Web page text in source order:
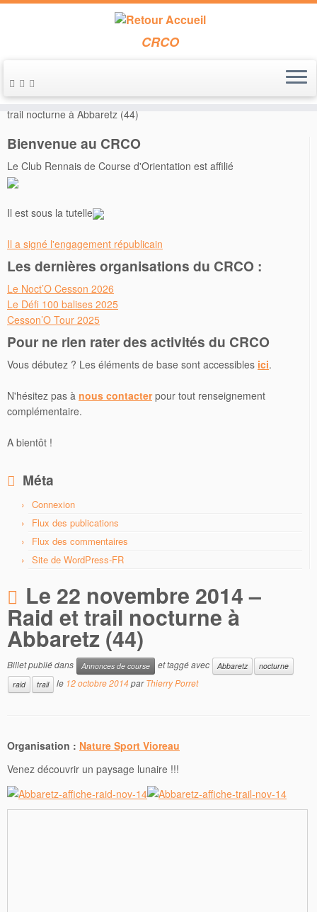
Passer
au
contenu
CRCO
Accueil » Annonces de course » Le 22 novembre 2014 – Raid et
trail nocturne à Abbaretz (44)
Bienvenue au CRCO
Le Club Rennais de Course d'Orientation est affilié
Il est sous la tutelle
Il a signé l'engagement républicain
Les dernières organisations du CRCO :
Le Noct’O Cesson 2026
Le Défi 100 balises 2025
Cesson’O Tour 2025
Pour ne rien rater des activités du CRCO
Vous débutez ? Les éléments de base sont accessibles ici.
N'hésitez pas à nous contacterpour tout renseignement
complémentaire.
A bientôt !
Méta
Connexion
Flux des publications
Flux des commentaires
Site de WordPress-FR
Le 22 novembre 2014 –
Raid et trail nocturne à
Abbaretz (44)
Billet publié dans Annonces de course et taggé avec Abbaretz
nocturne
raid
trail le 12 octobre 2014parThierry Porret
Organisation : Nature Sport Vioreau
Venez découvrir un paysage lunaire !!!